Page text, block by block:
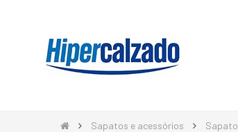
Sapatos e acessórios Sapato